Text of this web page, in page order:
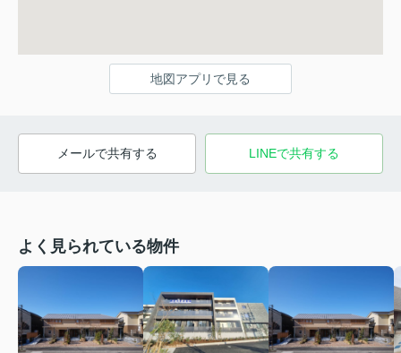
地図アプリで見る
メールで共有する LINEで共有する
よく見られている物件